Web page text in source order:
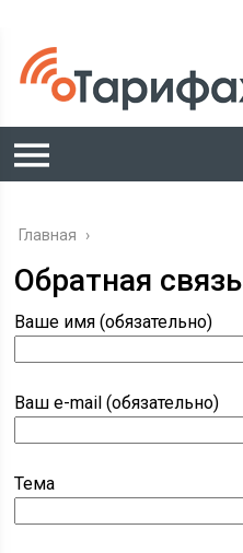
Главная ›
Обратная связь
Ваше имя (обязательно)
Ваш e-mail (обязательно)
Тема